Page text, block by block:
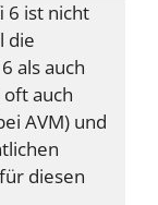
6 ist nicht
die
als auch
auch
AVM) und
diesen